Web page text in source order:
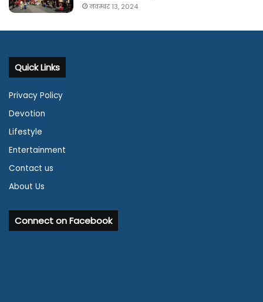
नवम्बर 13, 2024
Quick Links
Privacy Policy
Devotion
Lifestyle
Entertainment
Contact us
About Us
Connect on Facebook